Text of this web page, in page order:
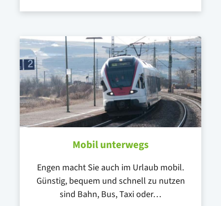
Mobil unterwegs
Engen macht Sie auch im Urlaub mobil.
Günstig, bequem und schnell zu nutzen
sind Bahn, Bus, Taxi oder…